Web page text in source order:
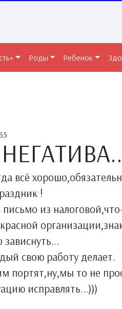
Роды Ребенок
всё
!
из
свою работу делает.
портят,ну,мы то не
исправлять...)))